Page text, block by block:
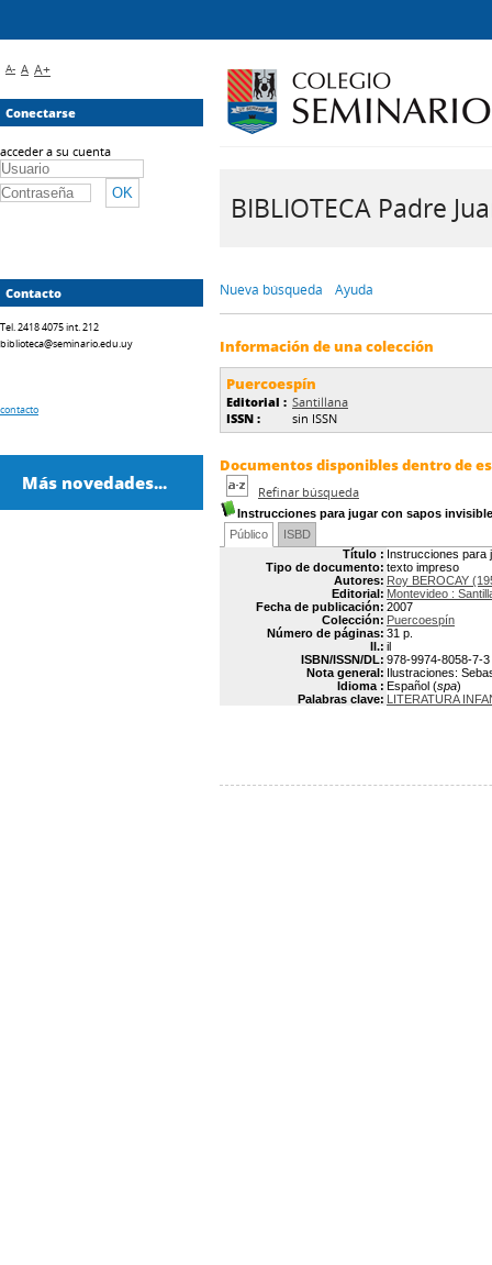
BIBLIOTECA Padre
Nueva búsqueda Ayuda
Información de una colección
Puercoespín
Editorial : Santillana
ISSN :
sin ISSN
Documentos disponibles dentro de
Refinar búsqueda
Instrucciones para jugar con sapos
Público
ISBD
Título : Instrucciones para
Tipo de documento: texto impreso
Autores: Roy BEROCAY
Editorial: Montevideo :
Fecha de publicación: 2007
Colección: Puercoespín
Número de páginas: 31 p.
Il.: il
ISBN/ISSN/DL: 978-9974-8058-7-3
Nota general: Ilustraciones:
Idioma : Español (spa)
Palabras clave: LITERATURA
A- A A+
Conectarse
acceder a su cuenta
Contacto
Tel. 2418 4075 int. 212
biblioteca@seminario.edu.uy
contacto
Más novedades...